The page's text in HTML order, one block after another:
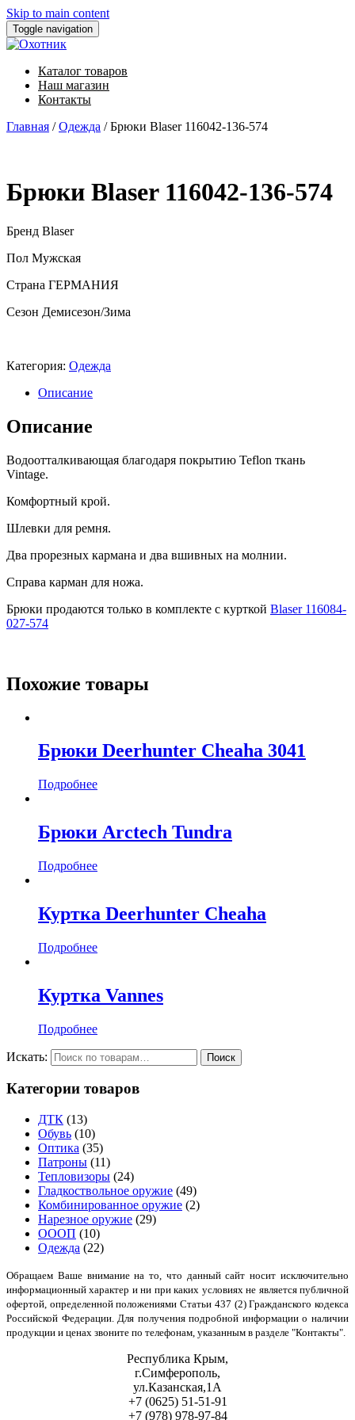
Skip to main content
Toggle navigation
Каталог товаров
Наш магазин
Контакты
Главная /Одежда / Брюки Blaser 116042-136-574
Брюки Blaser 116042-136-574
Бренд Blaser
Пол Мужская
Страна ГЕРМАНИЯ
Сезон Демисезон/Зима
Категория: Одежда
Описание
Описание
Водоотталкивающая благодаря покрытию Teflon ткань
Vintage.
Комфортный крой.
Шлевки для ремня.
Два прорезных кармана и два вшивных на молнии.
Справа карман для ножа.
Брюки продаются только в комплекте с курткой Blaser 116084-
027-574
Похожие товары
Брюки Deerhunter Cheaha 3041
Подробнее
Брюки Arctech Tundra
Подробнее
Куртка Deerhunter Cheaha
Подробнее
Куртка Vannes
Подробнее
Искать:
Категории товаров
ДТК (13)
Обувь (10)
Оптика (35)
Патроны (11)
Тепловизоры (24)
Гладкоствольное оружие (49)
Комбинированное оружие (2)
Нарезное оружие (29)
ОООП (10)
Одежда (22)
Обращаем Ваше внимание на то, что данный сайт носит исключительно
информационный характер и ни при каких условиях не является публичной
офертой, определенной положениями Статьи 437 (2) Гражданского кодекса
Российской Федерации. Для получения подробной информации о наличии
продукции и ценах звоните по телефонам, указанным в разделе "Контакты".
Республика Крым,
г.Симферополь,
ул.Казанская,1А
+7 (0625) 51-51-91
+7 (978) 978-97-84